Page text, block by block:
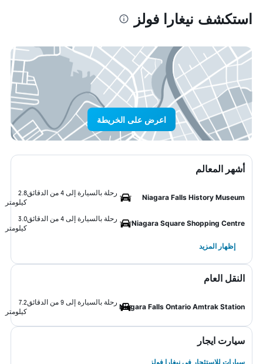
استكشف نيغارا فولز
اعرض على الخريطة
أشهر المعالم
Niagara Falls History Museum
رحلة بالسيارة إلى 4 من الدقائق
2.8
كيلومتر
Niagara Square Shopping Centre
رحلة بالسيارة إلى 4 من الدقائق
3.0
كيلومتر
إظهار المزيد
النقل العام
Niagara Falls Ontario Amtrak Station
رحلة بالسيارة إلى 9 من الدقائق
7.2
كيلومتر
سيارت ايجار
سيارات للاستئجار في نيغارا فولز